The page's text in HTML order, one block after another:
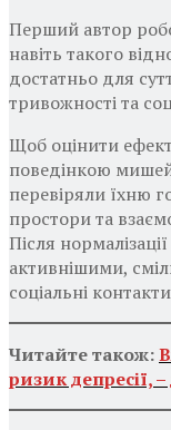
Перший автор
навіть такого
достатньо для
тривожності та
Щоб оцінити
поведінкою мишей
перевіряли їхню
простори та
Після
активнішими,
соціальні
Читайте також:
ризик депресії,